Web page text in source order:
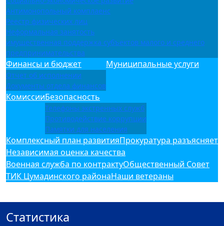
Антимонопольный комплаенс
Реестр физических лиц
Неформальная занятость
имущественная поддержка субъектов малого и среднего
предпринимательства
Финансы и бюджет
Отчет об исполнении
Документы отдела финансов
Муниципальные услуги
КомиссииБезопасность
Телефоны экстренных служб
Противодействие коррупции
Памятки для населения
Комплексный план развитияПрокуратура разъясняет
Независимая оценка качества
Военная служба по контрактуОбщественный Совет
ТИК Цумадинского районаНаши ветераны
Статистика